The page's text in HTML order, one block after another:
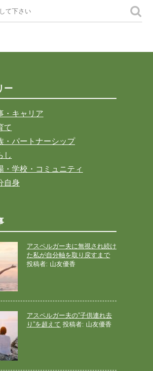
ー
・キャリア
て
・パートナーシップ
し
・学校・コミュニティ
自身
アスペルガー夫に無視され続け
た私が自分軸を取り戻すまで
投稿者: 山友優香
アスペルガー夫の”子供連れ去
り”を超えて 投稿者: 山友優香